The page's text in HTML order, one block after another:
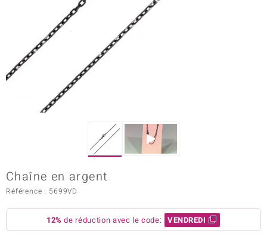
Designs
Paraíso
Chaîne en argent
Référence : 5699VD
12% de réduction avec le code: VENDREDI